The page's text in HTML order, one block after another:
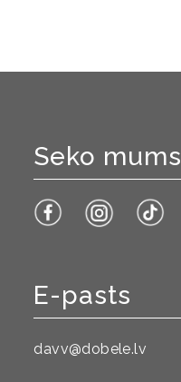
Seko mums
E-pasts
davv@dobele.lv